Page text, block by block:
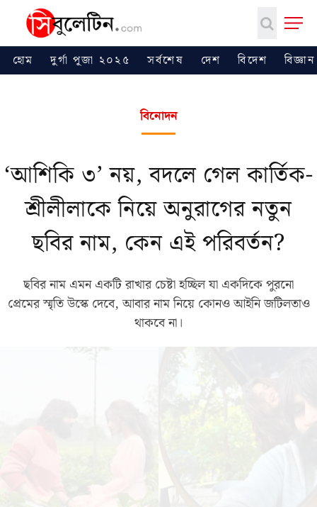
হোম দুর্গা পূজা ২০২৫ সর্বশেষ দেশ বিদেশ
বিনোদন
‘আশিকি ৩’ নয়, বদলে গেল কার্তিক-
শ্রীলীলাকে নিয়ে অনুরাগের নতুন
ছবির নাম, কেন এই পরিবর্তন?
ছবির নাম এমন একটি রাখার চেষ্টা হচ্ছিল যা একদিকে পুরনো
প্রেমের স্মৃতি উস্কে দেবে, আবার নাম নিয়ে কোনও আইনি জটিলতাও
থাকবে না।